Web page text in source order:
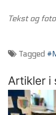
Tekst og
Tagged
Artikler i